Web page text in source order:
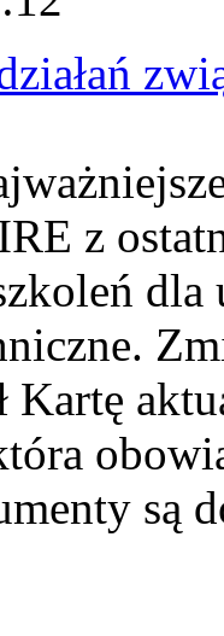
z
Kartę
są